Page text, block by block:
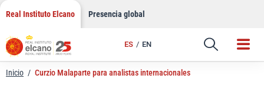
Saltar
contenido
Real Instituto Elcano Presencia global
ES EN
Enlace
Inicio / Curzio Malaparte para analistas internacionales